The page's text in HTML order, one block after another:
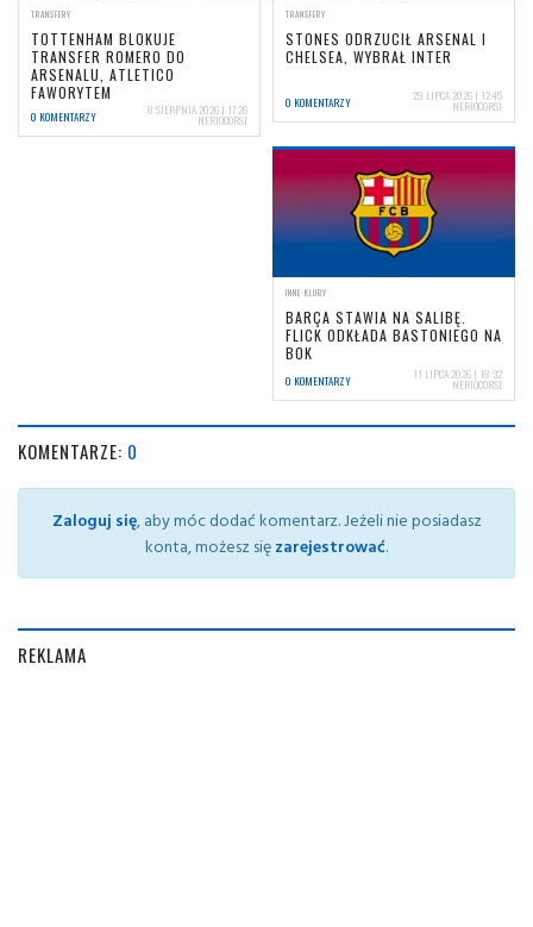
TRANSFERY
TOTTENHAM BLOKUJE
TRANSFER ROMERO DO
ARSENALU, ATLETICO
FAWORYTEM
0 KOMENTARZY 8 SIERPNIA 2026 | 17:26
NERIOCORSI
TRANSFERY
STONES ODRZUCIŁ ARSENAL I
CHELSEA, WYBRAŁ INTER
0 KOMENTARZY 29 LIPCA 2026 | 12:45
NERIOCORSI
INNE KLUBY
BARÇA STAWIA NA SALIBĘ.
FLICK ODKŁADA BASTONIEGO NA
BOK
0 KOMENTARZY 11 LIPCA 2026 | 18:32
NERIOCORSI
KOMENTARZE: 0
Zaloguj się, aby móc dodać komentarz. Jeżeli nie posiadasz
konta, możesz sięzarejestrować.
REKLAMA